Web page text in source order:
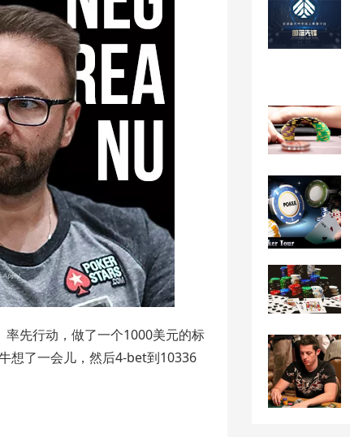
先行动，做了一个1000美元的标
想了一会儿，然后4-bet到10336